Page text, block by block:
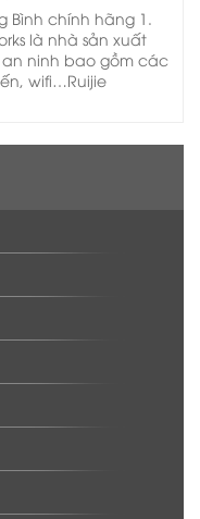
Bình chính hãng 1.
là nhà sản xuất
ninh bao gồm các
wifi…Ruijie